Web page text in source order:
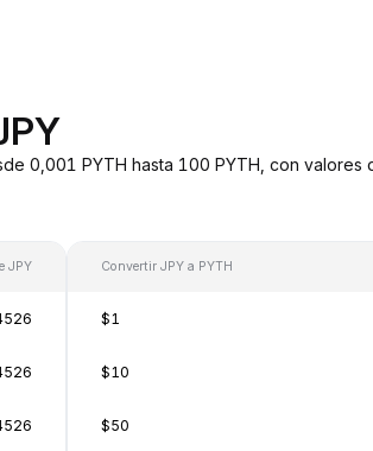
0,001 PYTH hasta 100 PYTH, con
JPY Convertir JPY a PYTH
$1
$10
$50